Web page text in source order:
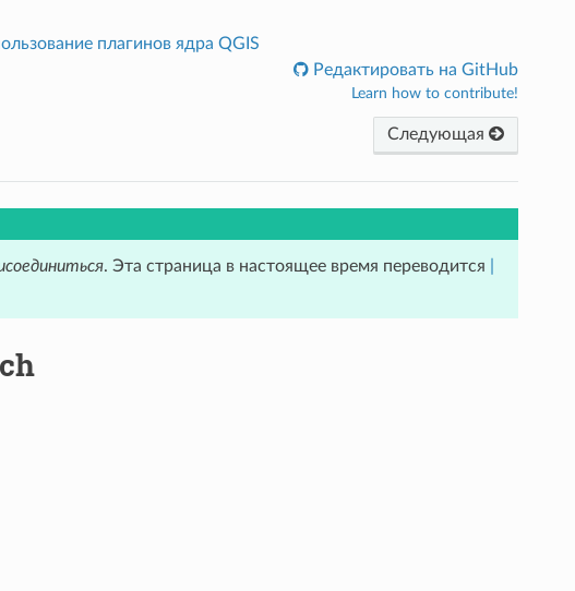
плагинов ядра QGIS
Редактировать на GitHub
Learn how to contribute!
Следующая
. Эта страница в настоящее время переводится